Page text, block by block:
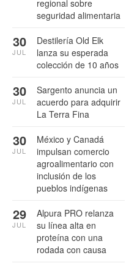
regional sobre
seguridad alimentaria
Destilería Old Elk
lanza su esperada
colección de 10 años
30
JUL
Sargento anuncia un
acuerdo para adquirir
La Terra Fina
30
JUL
México y Canadá
impulsan comercio
agroalimentario con
inclusión de los
pueblos indígenas
30
JUL
Alpura PRO relanza
su línea alta en
proteína con una
rodada con causa
29
JUL